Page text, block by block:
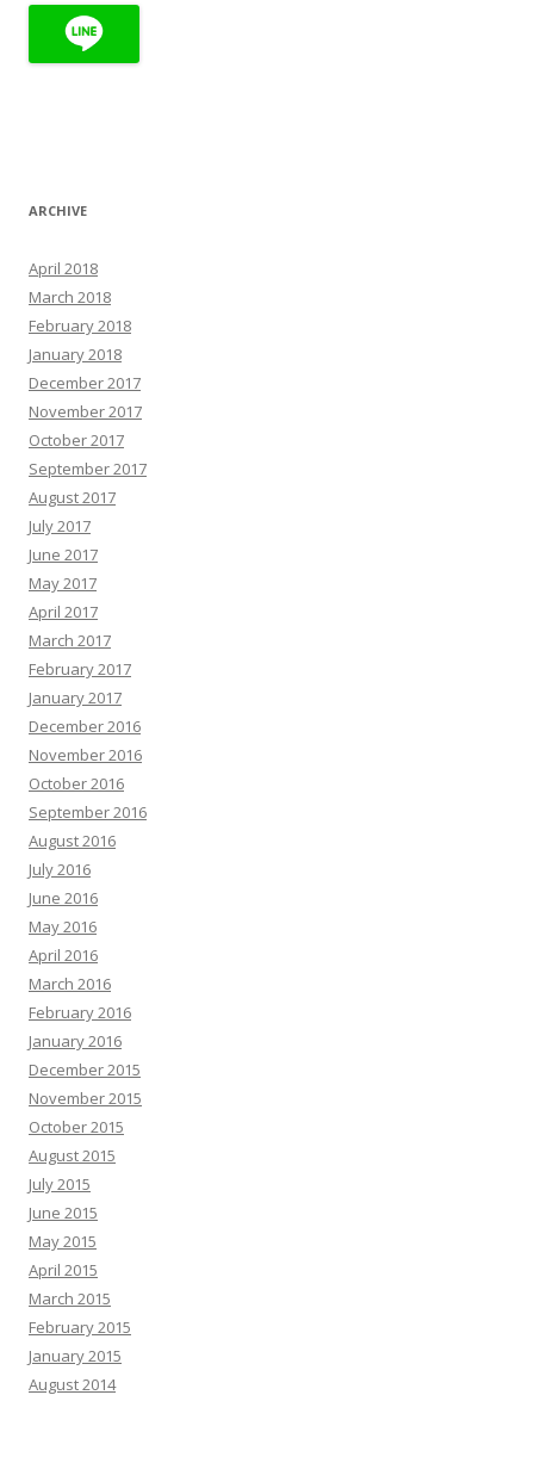
ARCHIVE
April 2018
March 2018
February 2018
January 2018
December 2017
November 2017
October 2017
September 2017
August 2017
July 2017
June 2017
May 2017
April 2017
March 2017
February 2017
January 2017
December 2016
November 2016
October 2016
September 2016
August 2016
July 2016
June 2016
May 2016
April 2016
March 2016
February 2016
January 2016
December 2015
November 2015
October 2015
August 2015
July 2015
June 2015
May 2015
April 2015
March 2015
February 2015
January 2015
August 2014